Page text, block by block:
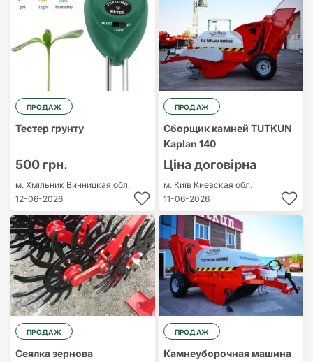
Найдешевший
ПРОДАЖ
Тестер грунту
500 грн.
м. Хмільник Винницкая обл.
12-06-2026
ПРОДАЖ
Сборщик камней TUTKUN
Kaplan 140
Ціна договірна
м. Київ Киевская обл.
11-06-2026
ПРОДАЖ
Сеялка зернова
ПРОДАЖ
Камнеуборочная машина